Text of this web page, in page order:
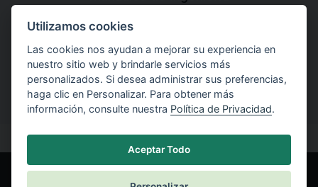
Descargue los Manuales de Ingeniería con las teorías y
explicaciones prácticas del uso de software.
Utilizamos cookies
Las cookies nos ayudan a mejorar su experiencia en
nuestro sitio web y brindarle servicios más
personalizados. Si desea administrar sus preferencias,
haga clic en Personalizar. Para obtener más
información, consulte nuestra Política de Privacidad.
Aceptar Todo